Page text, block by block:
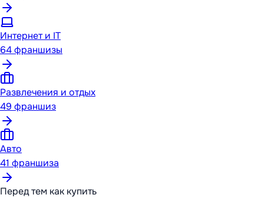
Интернет и IT
64франшизы
Развлечения и отдых
49 франшиз
Авто
41 франшиза
Перед тем как купить